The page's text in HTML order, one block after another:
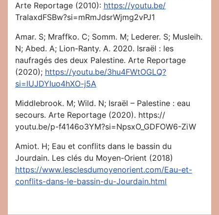
Arte Reportage (2010): https://youtu.be/
TraIaxdFSBw?si=mRmJdsrWjmg2vPJ1
Amar. S; Mraffko. C; Somm. M; Lederer. S; Musleih.
N; Abed. A; Lion-Ranty. A. 2020. Israël : les
naufragés des deux Palestine. Arte Reportage
(2020); https://youtu.be/3hu4FWtOGLQ?
si=lUJDYIuo4hXO-j5A
Middlebrook. M; Wild. N; Israël – Palestine : eau
secours. Arte Reportage (2020). https://
youtu.be/p-f4146o3YM?si=NpsxO_GDFOW6-ZiW
Amiot. H; Eau et conflits dans le bassin du
Jourdain. Les clés du Moyen-Orient (2018)
https://www.lesclesdumoyenorient.com/Eau-et-
conflits-dans-le-bassin-du-Jourdain.html